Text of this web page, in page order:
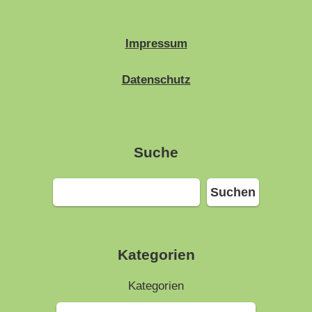
Impressum
Datenschutz
Suche
Suchen
Suchen
Kategorien
Kategorien